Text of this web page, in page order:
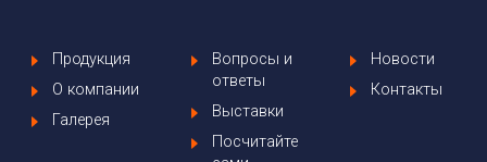
Продукция
О компании
Галерея
Вопросы и
ответы
Выставки
Посчитайте
Новости
Контакты